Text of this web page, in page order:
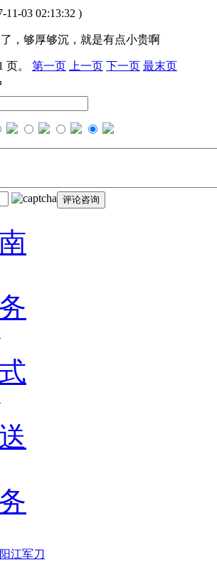
11-03 02:13:32 )
，够厚够沉，就是有点小贵啊
页。 第一页 上一页 下一页 最末页
阳江军刀